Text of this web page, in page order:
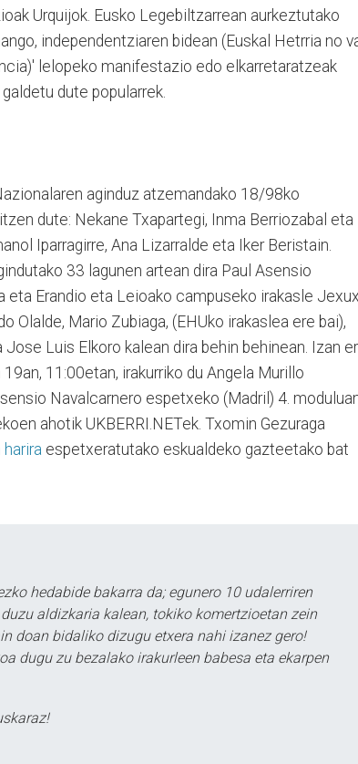
Urquijok. Eusko Legebiltzarrean aurkeztutako
independentziaren bidean (Euskal Hetrria no
lelopeko manifestazio edo elkarretaratzeak
dute popularrek.
aginduz atzemandako 18/98ko
dute: Nekane Txapartegi, Inma Berriozabal eta
Iparragirre, Ana Lizarralde eta Iker Beristain.
33 lagunen artean dira Paul Asensio
eta Erandio eta Leioako campuseko irakasle
Olalde, Mario Zubiaga, (EHUko irakaslea ere bai),
Luis Elkoro kalean dira behin behinean. Izan
11:00etan, irakurriko du Angela Murillo
Navalcarnero espetxeko (Madril) 4.
ahotik UKBERRI.NETek. Txomin Gezuraga
espetxeratutako eskualdeko gazteetako bat
hedabide bakarra da; egunero 10 udalerriren
aldizkaria kalean, tokiko komertzioetan zein
doan bidaliko dizugu etxera nahi izanez gero!
dugu zu bezalako irakurleen babesa eta ekarpen